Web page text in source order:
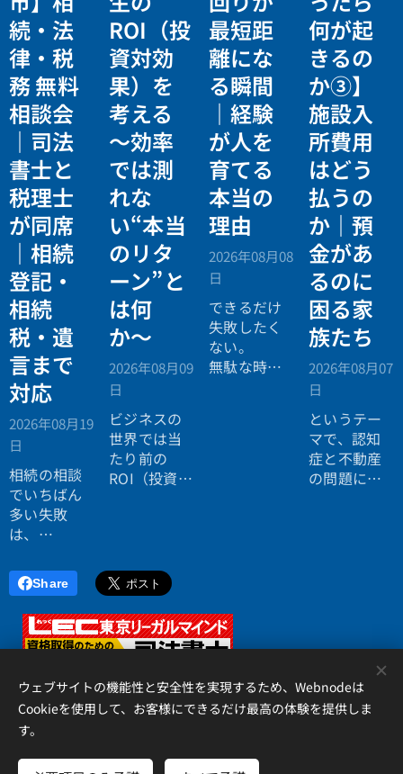
続・法
律・税
務 無料
相談会
｜司法
書士と
税理士
が同席
｜相続
登記・
相続
税・遺
言まで
対応
2026年08月19
日
相続の相談
でいちばん
多い失敗
は、
行ったら登
記の話がで
きず、司法
書士に行っ
たら税金が
い」ことで
す。
ROI（投
資対効
果）を
考える
〜効率
では測
れな
い“本当
のリタ
ーン”と
は何
か〜
2026年08月09
日
ビジネスの
世界では当
たり前の
ROI（投資対
広がってい
ます。
最短距
離にな
る瞬間
｜経験
が人を
育てる
本当の
理由
2026年08月08
日
できるだけ
失敗したく
ない。
無駄な時間
何が起
きるの
か③】
施設入
所費用
はどう
払うの
か｜預
金があ
るのに
困る家
族たち
2026年08月07
日
というテー
マで、認知
症と不動産
の問題につ
Share
アイリス国際司法書士・行政書士事務所、 香川県高松市錦町２丁
目１３番７号 松岡ビル２Ｆ 、087-873-2653
ウェブサイトの機能性と安全性を実現するため、Webnodeは
Cookieを使用して、お客様にできるだけ最高の体験を提供しま
す。